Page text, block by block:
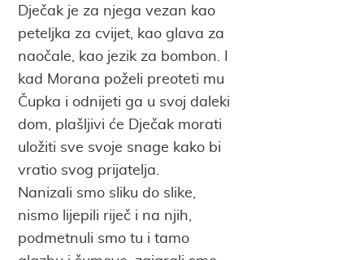
Dječak je za njega vezan kao
peteljka za cvijet, kao glava za
naočale, kao jezik za bombon. I
kad Morana poželi preoteti mu
Čupka i odnijeti ga u svoj daleki
dom, plašljivi će Dječak morati
uložiti sve svoje snage kako bi
vratio svog prijatelja.
Nanizali smo sliku do slike,
nismo lijepili riječ i na njih,
podmetnuli smo tu i tamo